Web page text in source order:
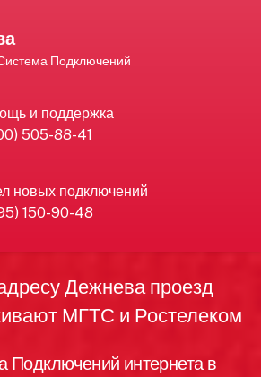
Подключений
и поддержка
505-88-41
новых подключений
150-90-48
и
в Москве
Дежнева проезд
МГТС и Ростелеком
Подключений интернета в